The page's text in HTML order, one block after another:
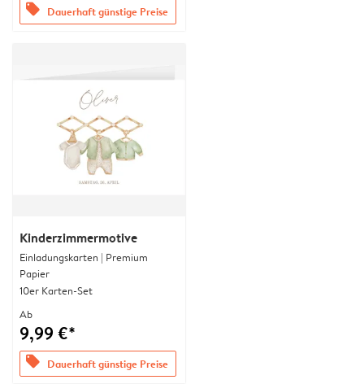
offers Dauerhaft günstige Preise
Kinderzimmermotive
Einladungskarten | Premium
Papier
10er Karten-Set
Ab
9,99 €*
offers Dauerhaft günstige Preise